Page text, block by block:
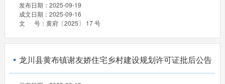
发布日期： 2025-09-19
成文日期： 2025-09-16
文 号： 黄府〔2025〕 17 号
龙川县黄布镇谢友娇住宅乡村建设规划许可证批后公告